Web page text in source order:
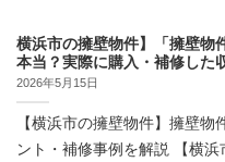
横浜市の擁壁物件】「擁壁物
本当？実際に購入・補修した
2026年5月15日
【横浜市の擁壁物件】擁壁
ント・補修事例を解説 【横